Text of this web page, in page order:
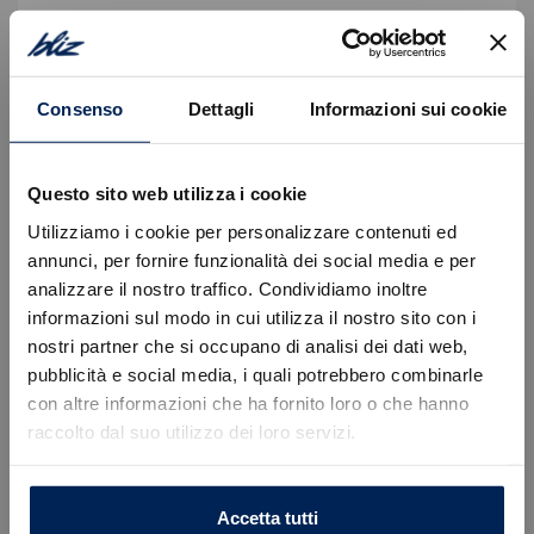
Consenso Dettagli Informazioni sui cookie
Questo sito web utilizza i cookie
Utilizziamo i cookie per personalizzare contenuti ed
annunci, per fornire funzionalità dei social media e per
analizzare il nostro traffico. Condividiamo inoltre
informazioni sul modo in cui utilizza il nostro sito con i
nostri partner che si occupano di analisi dei dati web,
pubblicità e social media, i quali potrebbero combinarle
con altre informazioni che ha fornito loro o che hanno
raccolto dal suo utilizzo dei loro servizi.
Accetta tutti
Equipaggiamento di serie
Descrizione
Auto nuova da immatricolare.
Offerta valida con ritiro permuta/rottamazione e
immatricolazione entro il mese corrente, escluse
spese, kit di preparazione, IPT e contributo
ambientale PFU.
Per informazioni e preventivi personalizzati La
invitiamo a prendere appuntamento con un nostro
consulente dedicato:
Errore
Caricamento veicoli non riuscito